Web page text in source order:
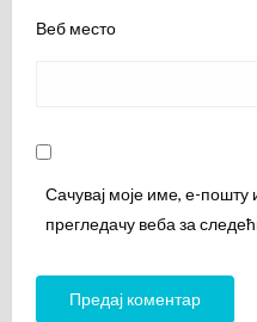
Веб место
Сачувај моје име, е-пошту
прегледачу веба за